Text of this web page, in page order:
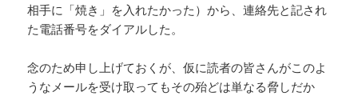
相手に「焼き」を入れたかった）から、連絡先と記され
た電話番号をダイアルした。
念のため申し上げておくが、仮に読者の皆さんがこのよ
うなメールを受け取ってもその殆どは単なる脅しだか